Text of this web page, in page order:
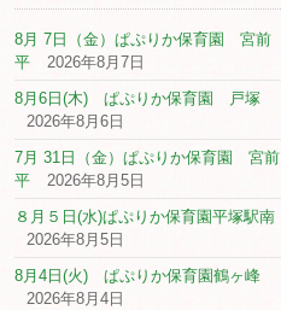
8月 7日（金）ぱぷりか保育園 宮前
平
2026年8月7日
8月6日(木) ぱぷりか保育園 戸塚
2026年8月6日
7月 31日（金）ぱぷりか保育園 宮前
平
2026年8月5日
８月５日(水)ぱぷりか保育園平塚駅南
2026年8月5日
8月4日(火) ぱぷりか保育園鶴ヶ峰
2026年8月4日